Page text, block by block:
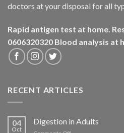
doctors at your disposal for all
Rapid antigen test at home.
0606320320 Blood analysis at
RECENT ARTICLES
04
Oct
Digestion in Adults